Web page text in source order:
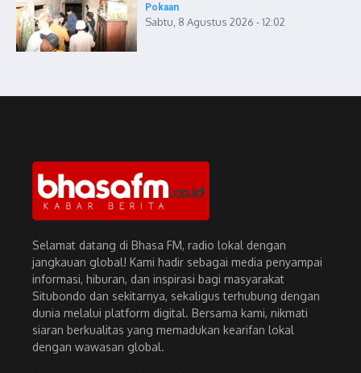
Pokaan
Sabtu, 8 Agustus 2026 - 12:02
Selamat datang di Bhasa FM, radio lokal dengan
jangkauan global! Kami hadir sebagai media penyampai
informasi, hiburan, dan inspirasi bagi masyarakat
Situbondo dan sekitarnya, sekaligus terhubung dengan
dunia melalui platform digital. Bersama kami, nikmati
siaran berkualitas yang memadukan kearifan lokal
dengan wawasan global.